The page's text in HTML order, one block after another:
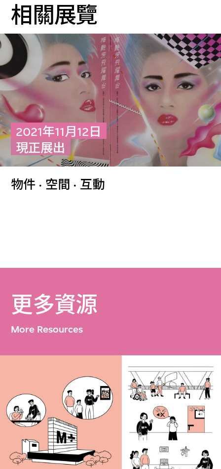
相關展覽
2021年11月12日
現正展出
物件 · 空間 · 互動
更多資源
More Resources